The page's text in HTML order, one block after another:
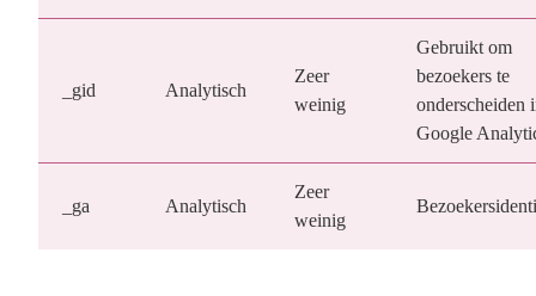
_gid Analytisch
Zeer
weinig
Gebruikt om
bezoekers te
onderscheiden
Google
_ga Analytisch
Zeer
weinig